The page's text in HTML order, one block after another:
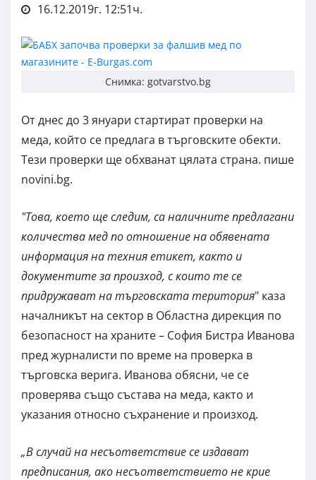
16.12.2019г. 12:51ч.
Снимка: gotvarstvo.bg
От днес до 3 януари стартират проверки на
меда, който се предлага в търговските обекти.
Тези проверки ще обхванат цялата страна. пише
novini.bg.
"Това, което ще следим, са наличните предлагани
количества мед по отношение на обявената
информация на техния етикет, както и
документите за произход, с които те се
придружават на търговската територия" каза
началникът на сектор в Областна дирекция по
безопасност на храните – София Бистра Иванова
пред журналисти по време на проверка в
търговска верига. Иванова обясни, че се
проверява също състава на меда, както и
указания относно съхранение и произход.
„В случай на несъответствие се издават
предписания, ако несъответствието не крие